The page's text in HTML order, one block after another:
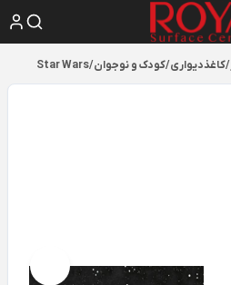
/کاغذدیواری/کودک و نوجوان/
Star Wars